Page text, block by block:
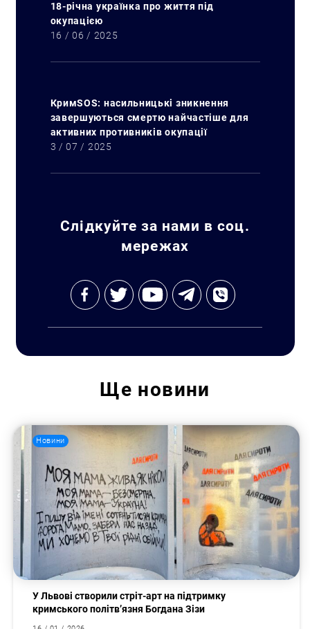
18-річна українка про життя під
окупацією
16 / 06 / 2025
КримSOS: насильницькі зникнення
завершуються смертю найчастіше для
активних противників окупації
3 / 07 / 2025
Слідкуйте за нами в соц.
мережах
Ще новини
Новини
У Львові створили стріт-арт на підтримку
кримського політв’язня Богдана Зізи